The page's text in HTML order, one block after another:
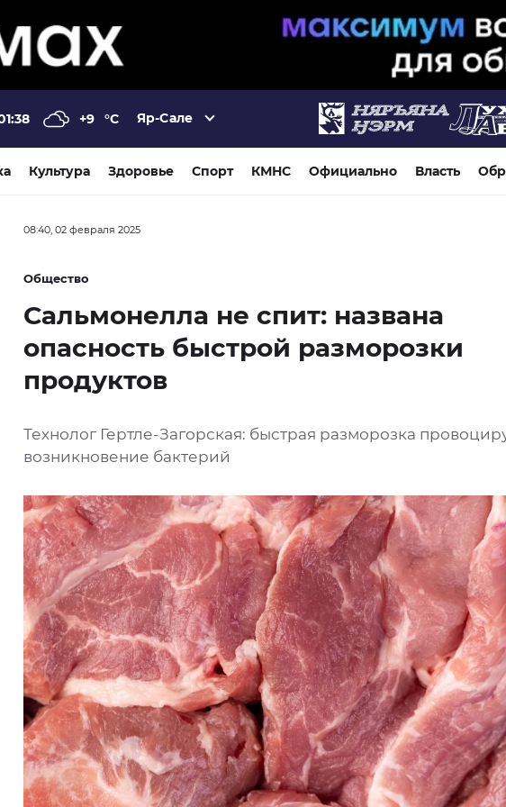
+9 °C Яр-Сале
Культура Здоровье Спорт КМНС Официально Власть
08:40, 02 февраля 2025
Общество
Сальмонелла не спит: названа
опасность быстрой разморозки
продуктов
Технолог Гертле-Загорская: быстрая разморозка
возникновение бактерий